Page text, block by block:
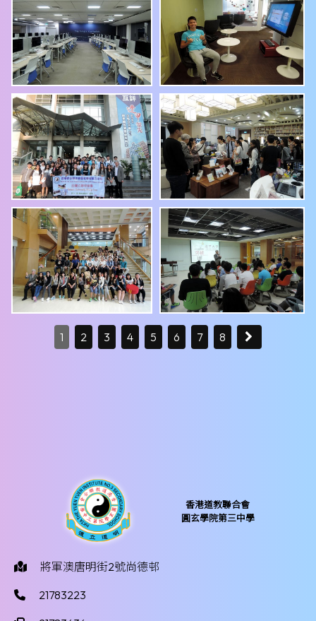
1 2 3 4 5 6 7 8
香港道教聯合會
圓玄學院第三中學
將軍澳唐明街2號尚德邨
21783223